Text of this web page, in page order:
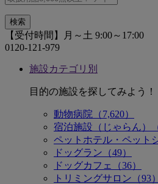
【受付時間】月～土 9:00～17:00
0120-121-979
施設カテゴリ別
目的の施設を探してみよう！
動物病院（7,620）
宿泊施設（じゃらん）（
ペットホテル・ペット
ドッグラン（49）
ドッグカフェ（36）
トリミングサロン（93）